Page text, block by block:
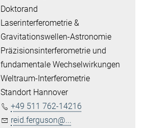
Doktorand
Laserinterferometrie &
Gravitationswellen-Astronomie
Präzisionsinterferometrie und
fundamentale Wechselwirkungen
Weltraum-Interferometrie
Standort Hannover
+49 511 762-14216
reid.ferguson@...